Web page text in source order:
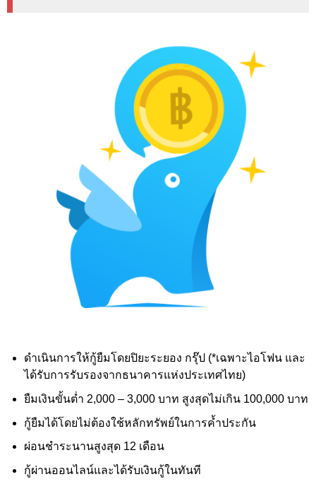
ดำเนินการให้กู้ยืมโดยปิยะระยอง กรุ๊ป (*เฉพาะไอโฟน และ
ได้รับการรับรองจากธนาคารแห่งประเทศไทย)
ยืมเงินขั้นต่ำ 2,000 – 3 ,000 บาท สูงสุดไม่เกิน 100 ,000 บาท
กู้ยืมได้โดยไม่ต้องใช้หลักทรัพย์ในการค้ำประกัน
ผ่อนชำระนานสูงสุด 12 เดือน
กู้ผ่านออนไลน์และได้รับเงินกู้ในทันที